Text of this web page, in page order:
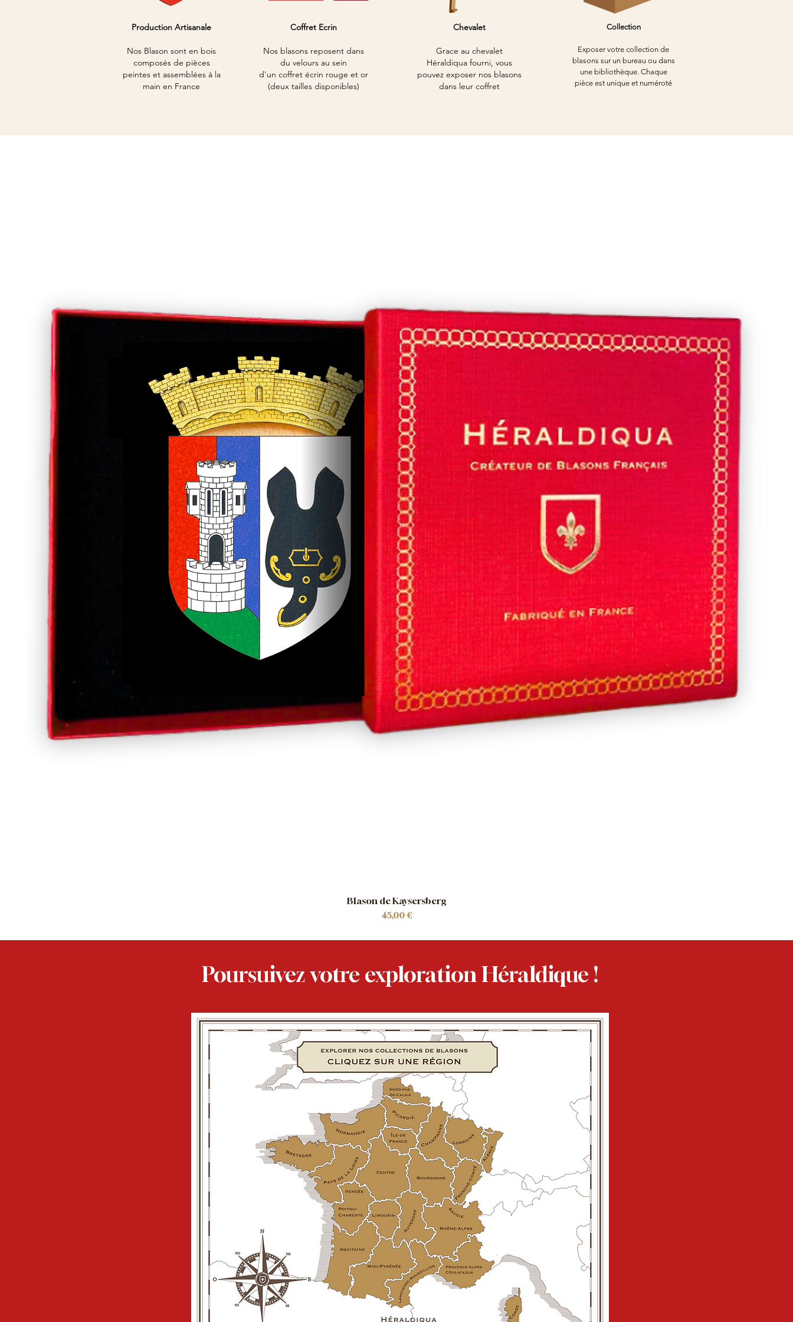
Production Artisanale
Nos Blason sont en bois
composés de pièces
peintes et assemblées à la
main en France
Coffret Ecrin
Nos blasons reposent dans
du velours au sein
d'un coffret écrin rouge et or
(deux tailles disponibles)
Chevalet
Grace au chevalet
Héraldiqua fourni, vous
pouvez exposer nos blasons
dans leur coffret
Collection
Exposer votre collection de
blasons sur un bureau ou dans
une bibliothèque. Chaque
pièce est unique et numéroté
Blason de Kaysersberg
Prix
45,00 €
Poursuivez votre exploration Héraldique !